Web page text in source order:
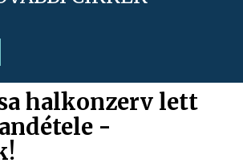
halkonzerv lett
-